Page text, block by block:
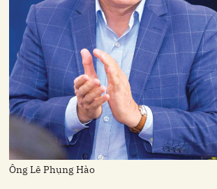
Ông Lê Phụng Hào